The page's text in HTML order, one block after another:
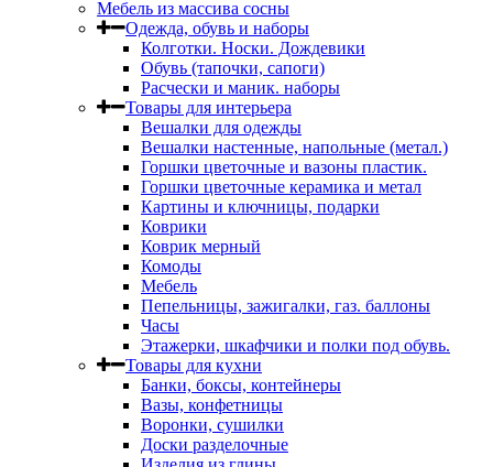
Мебель из массива сосны
Одежда, обувь и наборы
Колготки. Носки. Дождевики
Обувь (тапочки, сапоги)
Расчески и маник. наборы
Товары для интерьера
Вешалки для одежды
Вешалки настенные, напольные (метал.)
Горшки цветочные и вазоны пластик.
Горшки цветочные керамика и метал
Картины и ключницы, подарки
Коврики
Коврик мерный
Комоды
Мебель
Пепельницы, зажигалки, газ. баллоны
Часы
Этажерки, шкафчики и полки под обувь.
Товары для кухни
Банки, боксы, контейнеры
Вазы, конфетницы
Воронки, сушилки
Доски разделочные